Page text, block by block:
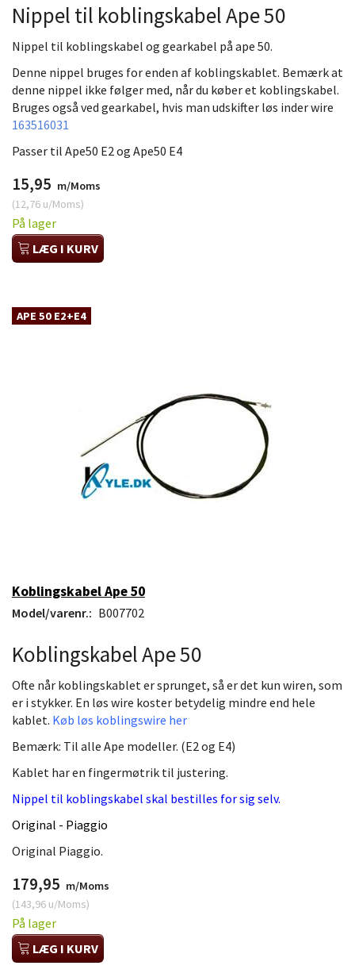
Nippel til koblingskabel Ape 50
Nippel til koblingskabel og gearkabel på ape 50.
Denne nippel bruges for enden af koblingskablet. Bemærk at
denne nippel ikke følger med, når du køber et koblingskabel.
Bruges også ved gearkabel, hvis man udskifter løs inder wire
163516031
Passer til Ape50 E2 og Ape50 E4
15,95 m/Moms
(12,76 u/Moms)
På lager
LÆG I KURV
APE 50 E2+E4
Koblingskabel Ape 50
Model/varenr.: B007702
Koblingskabel Ape 50
Ofte når koblingskablet er sprunget, så er det kun wiren, som
er i stykker. En løs wire koster betydelig mindre end hele
kablet. Køb løs koblingswire her
Bemærk: Til alle Ape modeller. (E2 og E4)
Kablet har en fingermøtrik til justering.
Nippel til koblingskabel skal bestilles for sig selv.
Original - Piaggio
Original Piaggio.
179,95 m/Moms
(143,96 u/Moms)
På lager
LÆG I KURV